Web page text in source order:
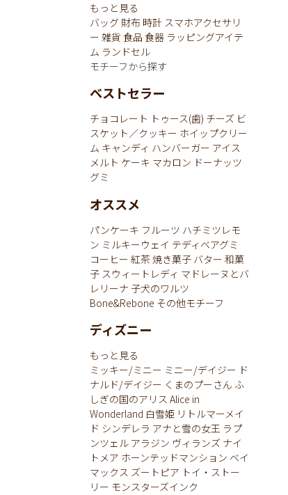
もっと見る
バッグ 財布 時計 スマホアクセサリ
ー 雑貨 食品 食器 ラッピングアイテ
ム ランドセル
モチーフから探す
ベストセラー
チョコレート トゥース(歯) チーズ ビ
スケット／クッキー ホイップクリー
ム キャンディ ハンバーガー アイス
メルト ケーキ マカロン ドーナッツ
グミ
オススメ
パンケーキ フルーツ ハチミツレモ
ン ミルキーウェイ テディベアグミ
コーヒー 紅茶焼き菓子 バター 和菓
子 スウィートレディ マドレーヌとバ
レリーナ 子犬のワルツ
Bone&Rebone その他モチーフ
ディズニー
もっと見る
ミッキー/ミニー ミニー/デイジー ド
ナルド/デイジー くまのプーさん ふ
しぎの国のアリス Alice in
Wonderland 白雪姫 リトルマーメイ
ド シンデレラ アナと雪の女王 ラプ
ンツェル アラジン ヴィランズ ナイ
トメア ホーンテッドマンション ベイ
マックス ズートピア トイ・ストー
リー モンスターズインク